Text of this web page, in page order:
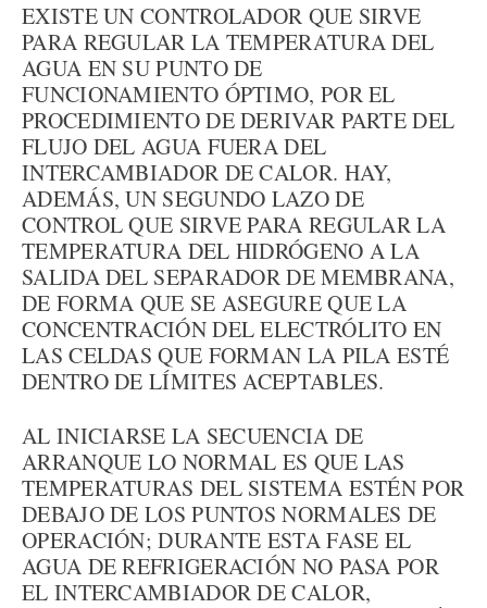
EXISTE UN CONTROLADOR QUE SIRVE
PARA REGULAR LA TEMPERATURA DEL
AGUA EN SU PUNTO DE
FUNCIONAMIENTO ÓPTIMO, POR EL
PROCEDIMIENTO DE DERIVAR PARTE DEL
FLUJO DEL AGUA FUERA DEL
INTERCAMBIADOR DE CALOR. HAY,
ADEMÁS, UN SEGUNDO LAZO DE
CONTROL QUE SIRVE PARA REGULAR LA
TEMPERATURA DEL HIDRÓGENO A LA
SALIDA DEL SEPARADOR DE MEMBRANA,
DE FORMA QUE SE ASEGURE QUE LA
CONCENTRACIÓN DEL ELECTRÓLITO EN
LAS CELDAS QUE FORMAN LA PILA ESTÉ
DENTRO DE LÍMITES ACEPTABLES.
AL INICIARSE LA SECUENCIA DE
ARRANQUE LO NORMAL ES QUE LAS
TEMPERATURAS DEL SISTEMA ESTÉN POR
DEBAJO DE LOS PUNTOS NORMALES DE
OPERACIÓN; DURANTE ESTA FASE EL
AGUA DE REFRIGERACIÓN NO PASA POR
EL INTERCAMBIADOR DE CALOR,